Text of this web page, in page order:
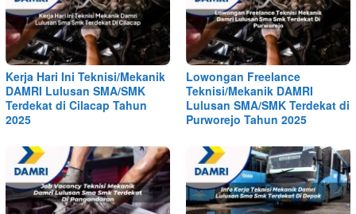
Kerja Hari Ini Teknisi/Mekanik
DAMRI Lulusan SMA/SMK
Terdekat di Cilacap Tahun
2025
Lowongan Freelance
Teknisi/Mekanik DAMRI
Lulusan SMA/SMK Terdekat di
Purworejo Tahun 2025